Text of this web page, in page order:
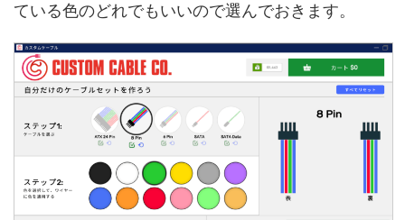
ている色のどれでもいいので選んでおきます。